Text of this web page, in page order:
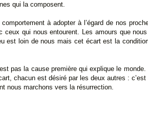
qui la composent.
à adopter à l’égard de nos
ceux qui nous entourent. Les amours que
est loin de nous mais cet écart est la
pas la cause première qui explique le
chacun est désiré par les deux autres :
nous marchons vers la résurrection.